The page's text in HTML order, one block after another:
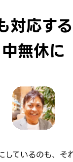
対応す
中無休に
しているのも、そ